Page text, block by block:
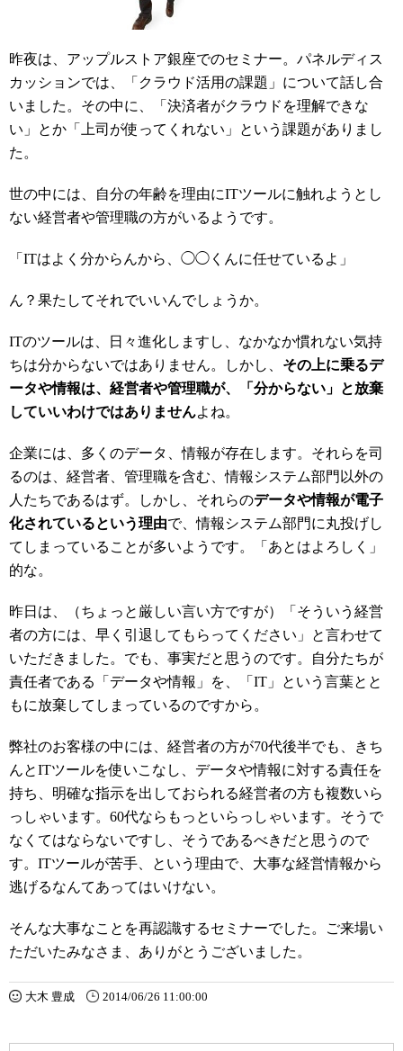
昨夜は、アップルストア銀座でのセミナー。パネルディス
カッションでは、「クラウド活用の課題」について話し合
いました。その中に、「決済者がクラウドを理解できな
い」とか「上司が使ってくれない」という課題がありまし
た。
世の中には、自分の年齢を理由にITツールに触れようとし
ない経営者や管理職の方がいるようです。
「ITはよく分からんから、◯◯くんに任せているよ」
ん？果たしてそれでいいんでしょうか。
ITのツールは、日々進化しますし、なかなか慣れない気持
ちは分からないではありません。しかし、 その上に乗るデ
ータや情報は、経営者や管理職が、「分からない」と放棄
していいわけではありませんよね。
企業には、多くのデータ、情報が存在します。それらを司
るのは、経営者、管理職を含む、情報システム部門以外の
人たちであるはず。しかし、それらのデータや情報が電子
化されているという理由で、情報システム部門に丸投げし
てしまっていることが多いようです。「あとはよろしく」
的な。
昨日は、（ちょっと厳しい言い方ですが）「そういう経営
者の方には、早く引退してもらってください」と言わせて
いただきました。でも、事実だと思うのです。自分たちが
責任者である「データや情報」を、「IT」という言葉とと
もに放棄してしまっているのですから。
弊社のお客様の中には、経営者の方が70代後半でも、きち
んとITツールを使いこなし、データや情報に対する責任を
持ち、明確な指示を出しておられる経営者の方も複数いら
っしゃいます。60代ならもっといらっしゃいます。そうで
なくてはならないですし、そうであるべきだと思うので
す。ITツールが苦手、という理由で、大事な経営情報から
逃げるなんてあってはいけない。
そんな大事なことを再認識するセミナーでした。ご来場い
ただいたみなさま、ありがとうございました。
大木 豊成 2014/06/26 11:00:00